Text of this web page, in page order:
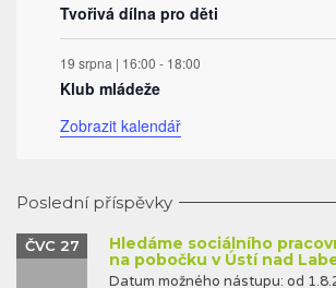
Tvořivá dílna pro děti
19 srpna | 16:00 - 18:00
Klub mládeže
Zobrazit kalendář
Poslední příspěvky
Hledáme sociálního
na pobočku v Ústí nad
ČVC 27
Datum možného nástupu: od